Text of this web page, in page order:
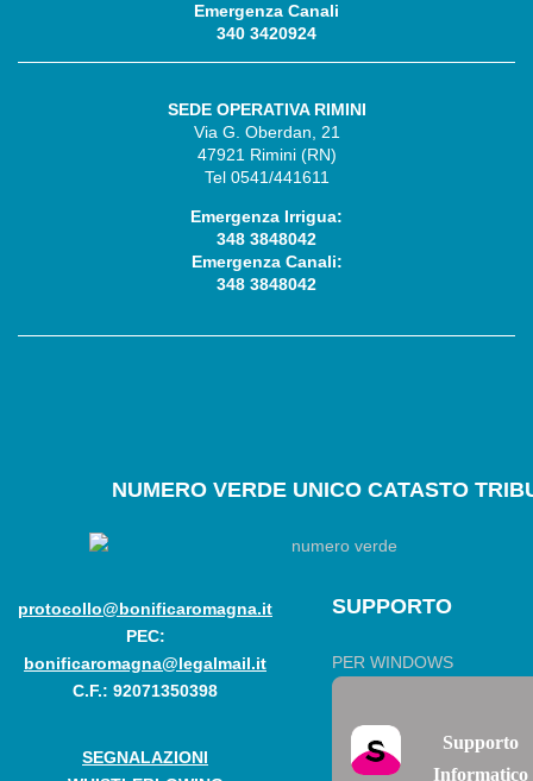
Emergenza Canali
340 3420924
SEDE OPERATIVA RIMINI
Via G. Oberdan, 21
47921 Rimini (RN)
Tel 0541/441611
Emergenza Irrigua:
348 3848042
Emergenza Canali:
348 3848042
NUMEROVERDE UNICO CATASTO
protocollo@bonificaromagna.it
PEC:
bonificaromagna@legalmail.it
C.F.: 92071350398
SEGNALAZIONI
SUPPORTO
PER WINDOWS
Supporto
Informatico